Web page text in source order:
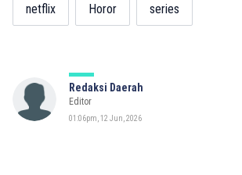
netflix Horor series
Redaksi Daerah
Editor
01:06pm, 12 Jun, 2026